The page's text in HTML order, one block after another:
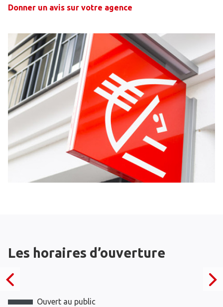
Donner un avis sur votre agence
Les horaires d’ouverture
Ouvert au public